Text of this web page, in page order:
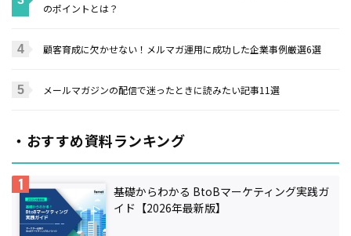
のポイントとは？
顧客育成に欠かせない！メルマガ運用に成功した企業事例厳選6選
メールマガジンの配信で迷ったときに読みたい記事11選
・おすすめ資料ランキング
基礎からわかる BtoBマーケティング実践ガ
イド【2026年最新版】